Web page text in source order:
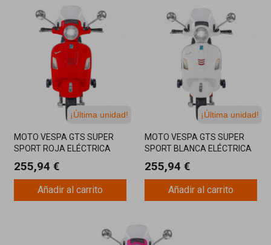
¡Última unidad!
MOTO VESPA GTS SUPER
SPORT ROJA ELÉCTRICA
255,94 €
Añadir al carrito
¡Última unidad!
MOTO VESPA GTS SUPER
SPORT BLANCA ELÉCTRICA
255,94 €
Añadir al carrito